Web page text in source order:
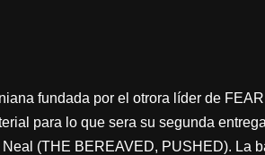
fundada por el otrora líder de
para lo que sera su segunda
(THE BEREAVED, PUSHED). La